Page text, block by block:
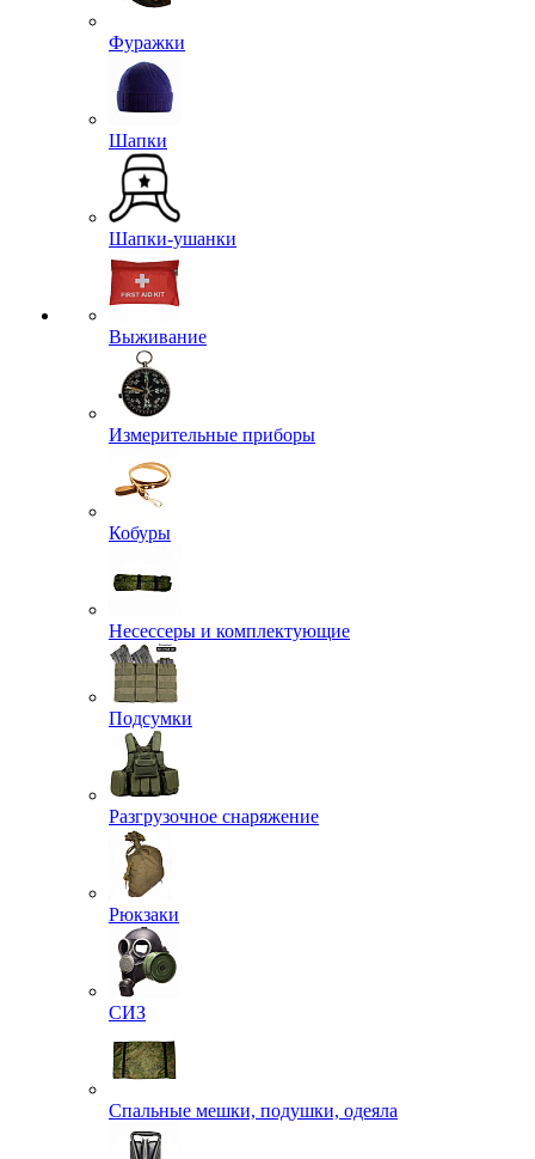
Фуражки
Шапки
Шапки-ушанки
Выживание
Измерительные приборы
Кобуры
Несессеры и комплектующие
Подсумки
Разгрузочное снаряжение
Рюкзаки
СИЗ
Спальные мешки, подушки, одеяла